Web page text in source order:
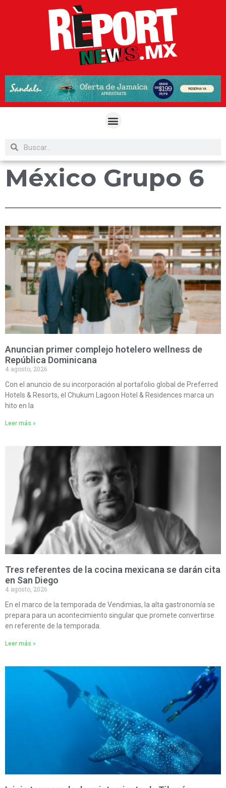
México Grupo 6
Anuncian primer complejo hotelero wellness de
República Dominicana
4 agosto, 2026
Con el anuncio de su incorporación al portafolio global de Preferred
Hotels & Resorts, el Chukum Lagoon Hotel & Residences marca un
hito en la
Leer más »
Tres referentes de la cocina mexicana se darán cita
en San Diego
4 agosto, 2026
En el marco de la temporada de Vendimias, la alta gastronomía se
prepara para un acontecimiento singular que promete convertirse
en referente de la temporada.
Leer más »